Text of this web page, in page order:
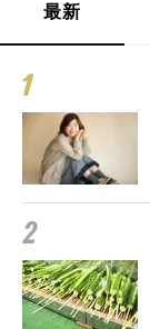
最新